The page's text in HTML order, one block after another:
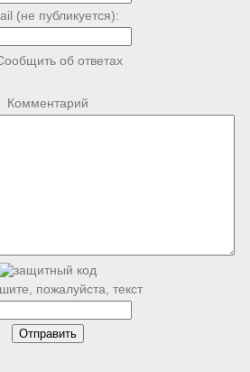
(не публикуется):
об ответах
Комментарий
пожалуйста, текст